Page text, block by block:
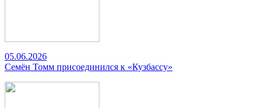
05.06.2026
Семён Томм присоединился к «Кузбассу»